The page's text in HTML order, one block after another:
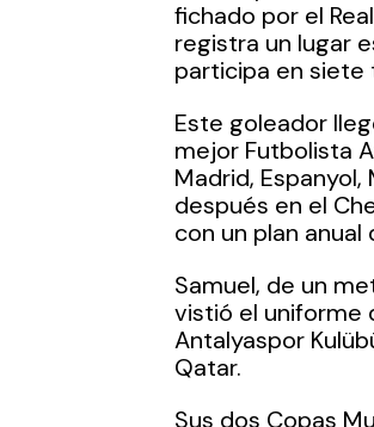
fichado por el
registra un lugar
participa en siete
Este goleador
mejor Futbolista
Madrid,
después en el
con un plan
Samuel, de un
vistió el uniforme
Antalyaspor
Qatar.
Sus dos Copas